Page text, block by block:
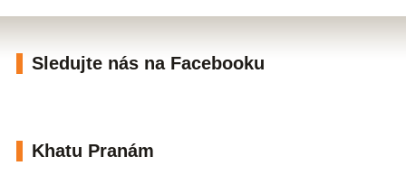
Sledujte nás na Facebooku
Khatu Pranám